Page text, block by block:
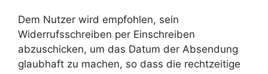
Dem Nutzer wird empfohlen, sein
Widerrufsschreiben per Einschreiben
abzuschicken, um das Datum der Absendung
glaubhaft zu machen, so dass die rechtzeitige